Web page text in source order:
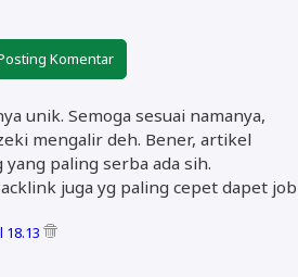
Komentar
unik. Semoga sesuai namanya,
mengalir deh. Bener, artikel
paling serba ada sih.
juga yg paling cepet dapet job
18.13